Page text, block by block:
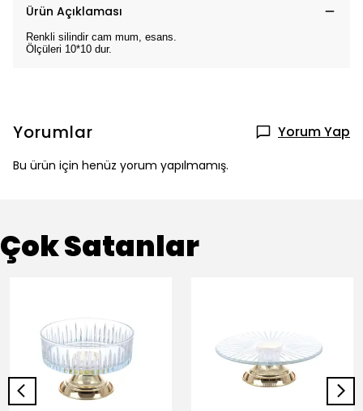
Ürün Açıklaması
Renkli silindir cam mum, esans.
Ölçüleri 10*10 dur.
Yorumlar Yorum Yap
Bu ürün için henüz yorum yapılmamış.
Çok Satanlar